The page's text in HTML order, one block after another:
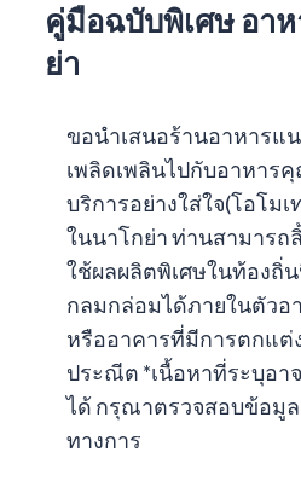
คู่มือฉบับพิเศษ อา
ย่า
ขอนำเสนอร้านอาหารแ
เพลิดเพลินไปกับอาหาร
บริการอย่างใส่ใจ(โอโม
ในนาโกย่า ท่านสามารถ
ใช้ผลผลิตพิเศษในท้องถิ่
กลมกล่อมได้ภายในตัวอ
หรืออาคารที่มีการตกแต่
ประณีต *เนื้อหาที่ระบุอา
ได้ กรุณาตรวจสอบข้อมู
ทางการ